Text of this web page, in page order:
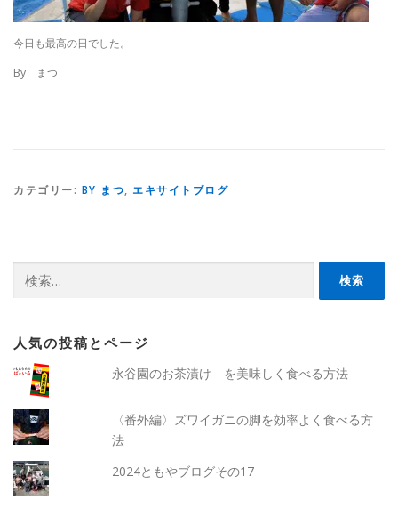
今日も最高の日でした。
By まつ
カテゴリー: BY まつ, エキサイトブログ
索:
人気の投稿とページ
永谷園のお茶漬け を美味しく食べる方法
〈番外編〉ズワイガニの脚を効率よく食べる方
法
2024ともやブログその17